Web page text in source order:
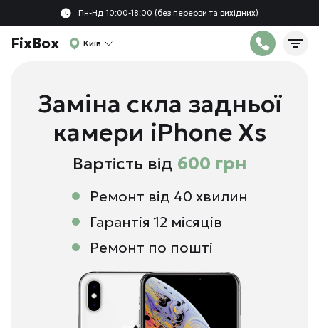
Пн-Нд 10:00-18:00 (без перерви та вихідних)
FixBox Київ
Заміна скла задньої
камери iPhone Xs
Вартість від 600 грн
Ремонт від 40 хвилин
Гарантія 12 місяців
Ремонт по пошті